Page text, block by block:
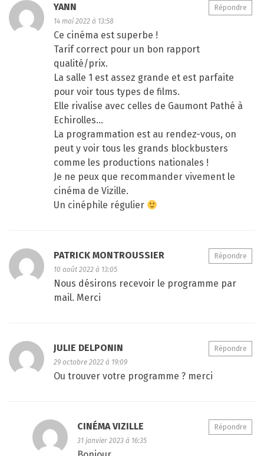
YANN
14 mai 2022 à 13:58
Ce cinéma est superbe !
Tarif correct pour un bon rapport
qualité/prix.
La salle 1 est assez grande et est parfaite
pour voir tous types de films.
Elle rivalise avec celles de Gaumont Pathé à
Echirolles…
La programmation est au rendez-vous, on
peut y voir tous les grands blockbusters
comme les productions nationales !
Je ne peux que recommander vivement le
cinéma de Vizille.
Un cinéphile régulier
Répondre
PATRICK MONTROUSSIER
10 août 2022 à 13:05
Nous désirons recevoir le programme par
mail. Merci
Répondre
JULIE DELPONIN
29 octobre 2022 à 19:09
Ou trouver votre programme ? merci
Répondre
CINÉMA VIZILLE
31 janvier 2023 à 16:35
Répondre